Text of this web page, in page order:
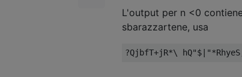
L'output per n <0
sbarazzartene, usa
?QjbfT+jR*\